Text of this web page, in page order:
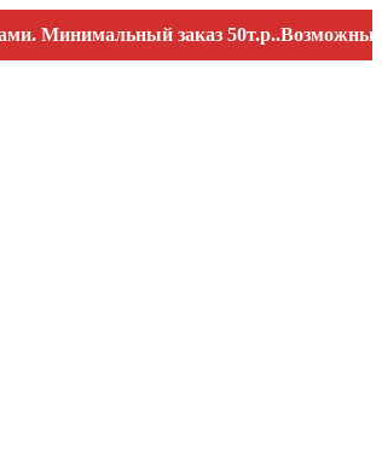
заказ 50т.р..Возможны